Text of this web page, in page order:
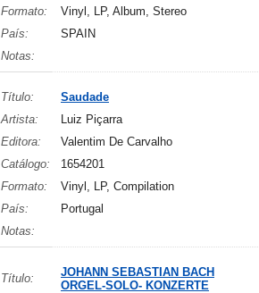
Formato:
Vinyl, LP, Album, Stereo
País:
SPAIN
Notas:
Título: Saudade
Artista:
Luiz Piçarra
Editora:
Valentim De Carvalho
Catálogo:
1654201
Formato:
Vinyl, LP, Compilation
País:
Portugal
Notas:
Título:
JOHANN SEBASTIAN BACH
ORGEL-SOLO- KONZERTE